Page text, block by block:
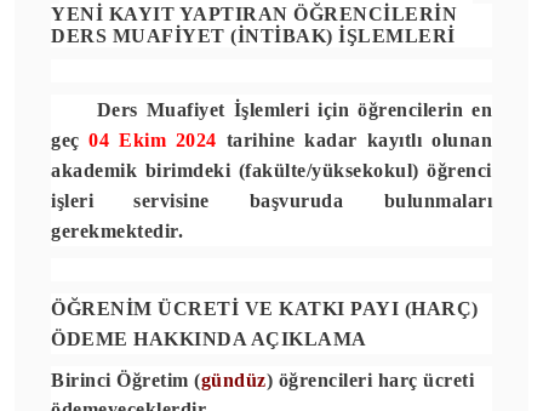
YENİ KAYIT YAPTIRAN ÖĞRENCİLERİN
DERS MUAFİYET (İNTİBAK) İŞLEMLERİ
Ders Muafiyet İşlemleri için öğrencilerin en
geç04 Ekim 2024 tarihine kadar kayıtlı olunan
akademik birimdeki (fakülte/yüksekokul) öğrenci
işleri servisine başvuruda bulunmaları
gerekmektedir.
ÖĞRENİM ÜCRETİ VE KATKI PAYI (HARÇ)
ÖDEME HAKKINDA AÇIKLAMA
Birinci Öğretim (gündüz) öğrencileri harç ücreti